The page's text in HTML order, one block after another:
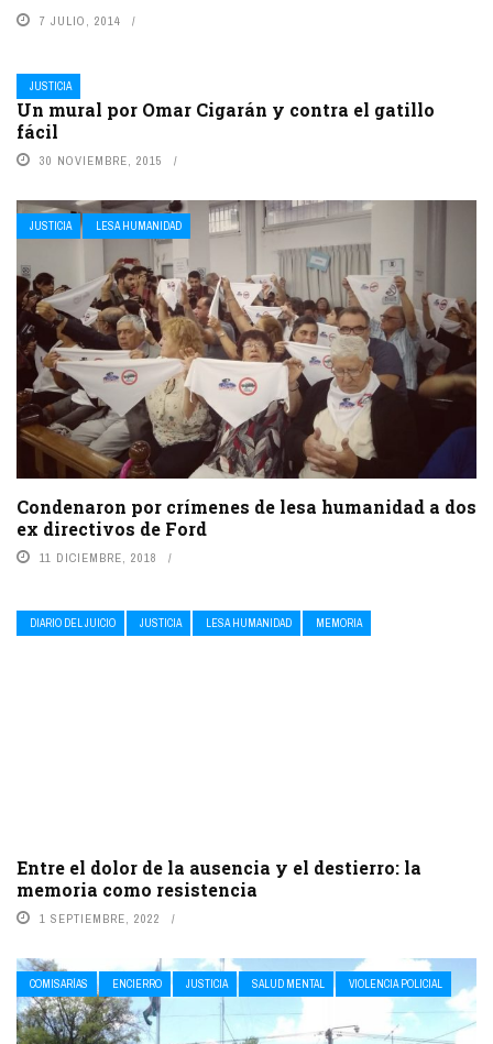
7 JULIO, 2014
JUSTICIA
Un mural por Omar Cigarán y contra el gatillo
fácil
30 NOVIEMBRE, 2015
JUSTICIA LESA HUMANIDAD
Condenaron por crímenes de lesa humanidad a dos
ex directivos de Ford
11 DICIEMBRE, 2018
DIARIO DEL JUICIO JUSTICIA LESA HUMANIDAD MEMORIA
Entre el dolor de la ausencia y el destierro: la
memoria como resistencia
1 SEPTIEMBRE, 2022
COMISARÍAS ENCIERRO JUSTICIA SALUD MENTAL VIOLENCIA POLICIAL